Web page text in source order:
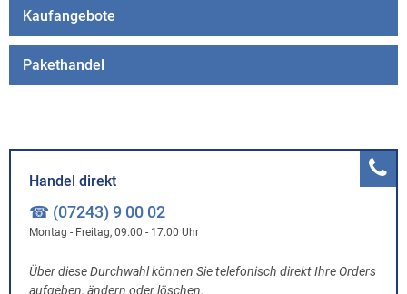
Kaufangebote
Pakethandel
Handel direkt
☎ (07243) 9 00 02
Montag - Freitag, 09.00 - 17.00 Uhr
Über diese Durchwahl können Sie telefonisch direkt Ihre Orders
aufgeben, ändern oder löschen.